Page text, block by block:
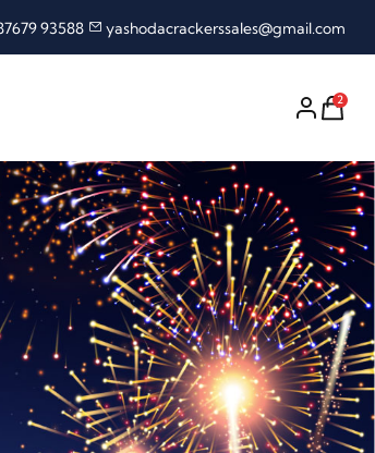
93588 yashodacrackerssales@gmail.com
2